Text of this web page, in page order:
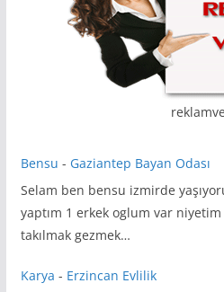
Bensu - Gaziantep Bayan Odası
Selam ben bensu izmirde
yaptım 1 erkek oglum var
takılmak gezmek…
Karya - Erzincan Evlilik